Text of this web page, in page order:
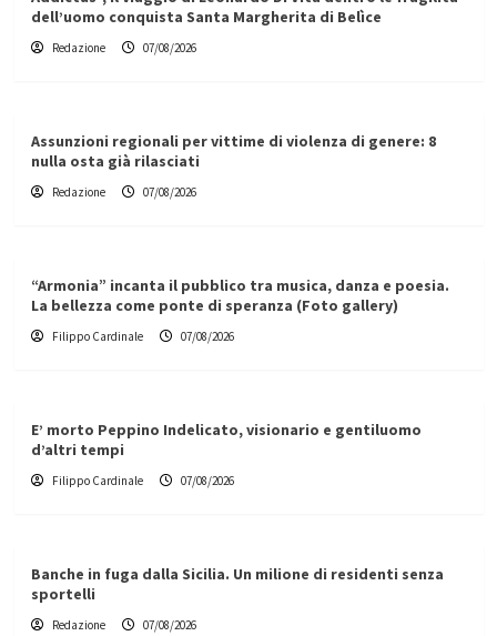
dell’uomo conquista Santa Margherita di Belìce
Redazione 07/08/2026
Assunzioni regionali per vittime di violenza di genere: 8
nulla osta già rilasciati
Redazione 07/08/2026
“Armonia” incanta il pubblico tra musica, danza e poesia.
La bellezza come ponte di speranza (Foto gallery)
Filippo Cardinale 07/08/2026
E’ morto Peppino Indelicato, visionario e gentiluomo
d’altri tempi
Filippo Cardinale 07/08/2026
Banche in fuga dalla Sicilia. Un milione di residenti senza
sportelli
Redazione 07/08/2026